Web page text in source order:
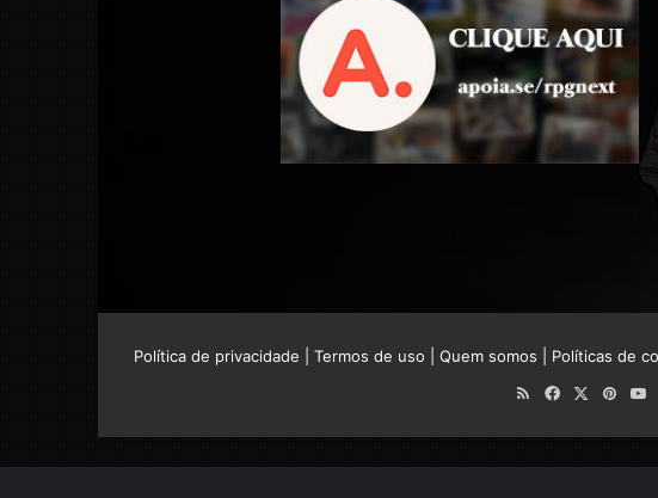
Política de privacidade Termos de uso Quem somos Políticas de
RSSFacebook
X